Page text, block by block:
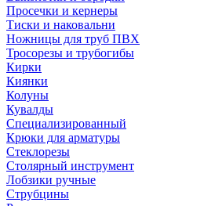
Просечки и кернеры
Тиски и наковальни
Ножницы для труб ПВХ
Тросорезы и трубогибы
Кирки
Киянки
Колуны
Кувалды
Специализированный
Крюки для арматуры
Стеклорезы
Столярный инструмент
Лобзики ручные
Струбцины